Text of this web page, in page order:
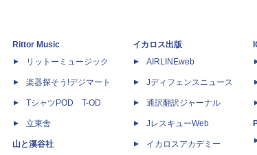
Rittor Music
リットーミュージック
楽器探そう!デジマート
TシャツPOD T-OD
立東舎
山と溪谷社
イカロス出版
AIRLINEweb
Jディフェンスニュース
通訳翻訳ジャーナル
JレスキューWeb
イカロスアカデミー